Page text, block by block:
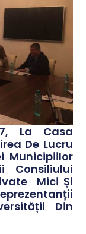
La Casa
De Lucru
Municipiilor
Consiliului
Mici Și
Din